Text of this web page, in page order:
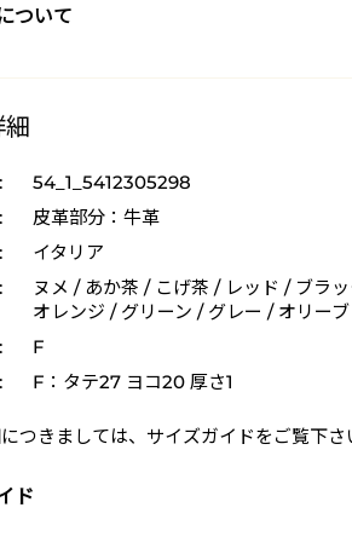
ついて
細
:
54_1_5412305298
:
皮革部分：牛革
:
イタリア
:
ヌメ / あか茶 / こげ茶 / レッド / ブラ
オレンジ / グリーン / グレー / オリーブ
:
F
: F：タテ27 ヨコ20 厚さ1
つきましては、 サイズガイドをご覧下さ
ド